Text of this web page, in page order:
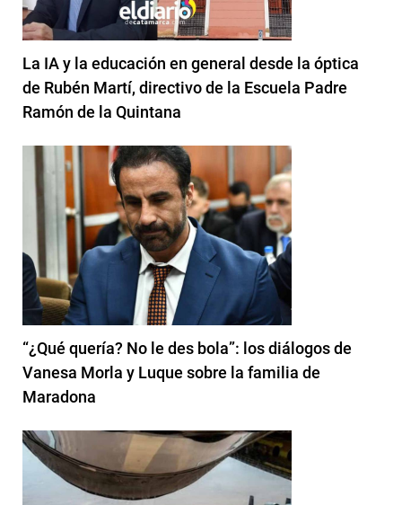
La IA y la educación en general desde la óptica
de Rubén Martí, directivo de la Escuela Padre
Ramón de la Quintana
“¿Qué quería? No le des bola”: los diálogos de
Vanesa Morla y Luque sobre la familia de
Maradona